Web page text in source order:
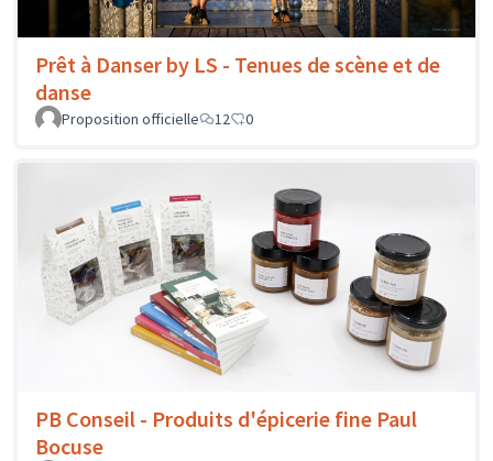
Prêt à Danser by LS - Tenues de scène et de
danse
Proposition officielle 12 0
PB Conseil - Produits d'épicerie fine Paul
Bocuse